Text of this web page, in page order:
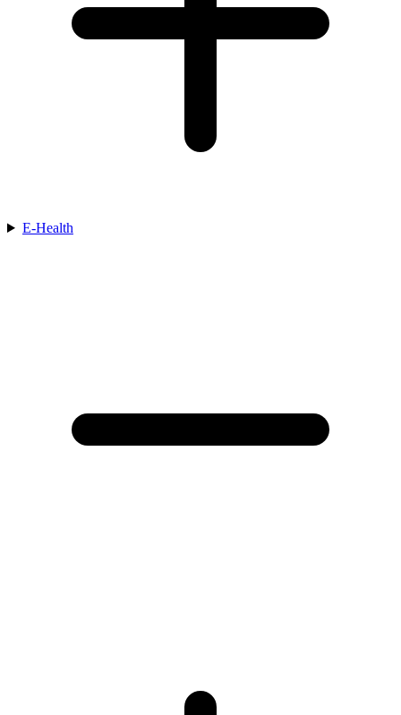
E-Health